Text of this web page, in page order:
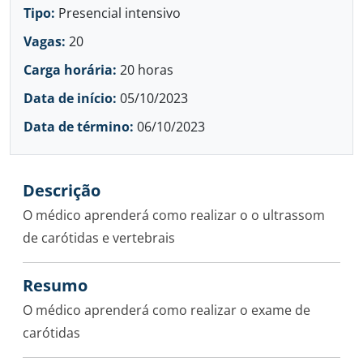
Tipo: Presencial intensivo
Vagas: 20
Carga horária: 20 horas
Data de início: 05/10/2023
Data de término: 06/10/2023
Descrição
O médico aprenderá como realizar o o ultrassom
de carótidas e vertebrais
Resumo
O médico aprenderá como realizar o exame de
carótidas